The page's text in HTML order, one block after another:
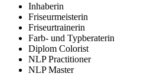
Inhaberin
Friseurmeisterin
Friseurtrainerin
Farb- und Typberaterin
Diplom Colorist
NLP Practitioner
NLP Master